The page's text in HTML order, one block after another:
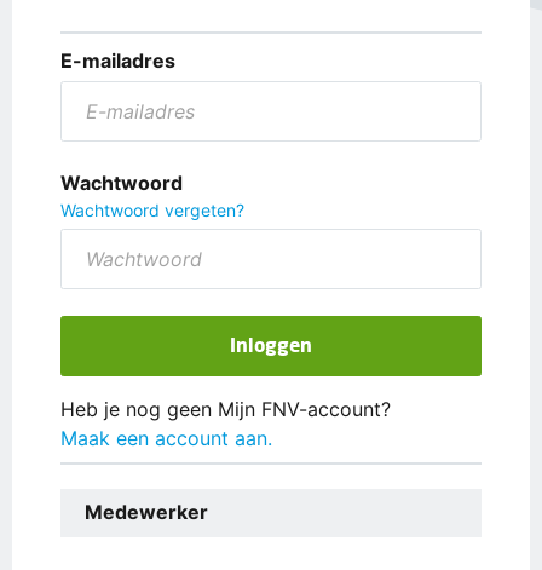
Medewerker
E-mailadres
Wachtwoord
Wachtwoord vergeten?
Inloggen
Heb je nog geen Mijn FNV-account?
Maak een account aan.